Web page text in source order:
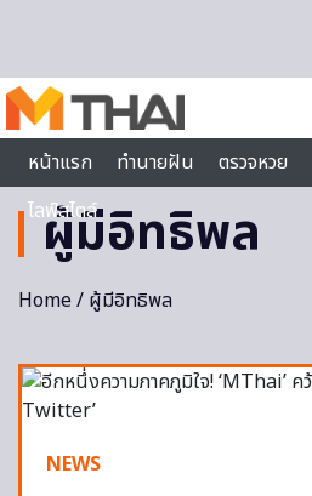
หน้าแรก
ทำนายฝัน ตรวจหวย
ไลฟ์สไตล์
ผู้มีอิทธิพล
Home/ ผู้มีอิทธิพล
NEWS